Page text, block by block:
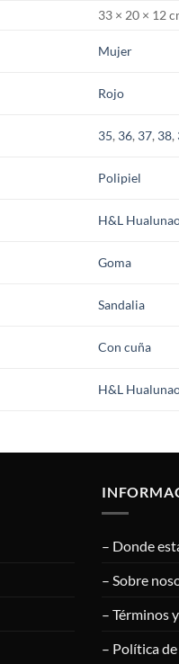
33 × 20 × 12
Mujer
Rojo
35, 36, 37, 38,
Polipiel
H&L
Goma
Sandalia
Con cuña
H&L
– Donde
– Sobre
– Términos
– Política